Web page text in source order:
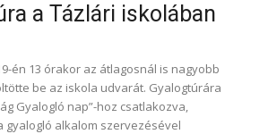
a Tázlári iskolában
én 13 órakor az átlagosnál is nagyobb
be az iskola udvarát. Gyalogtúrára
Gyalogló nap”-hoz csatlakozva,
gyalogló alkalom szervezésével